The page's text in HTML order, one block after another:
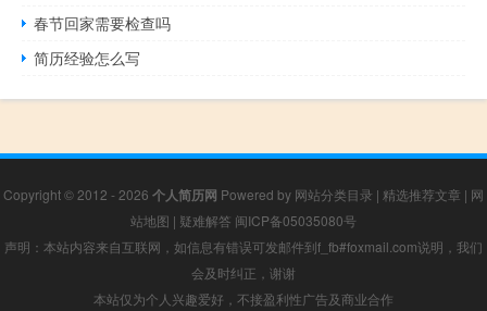
春节回家需要检查吗
简历经验怎么写
Copyright © 2012 - 2026 个人简历网 Powered by 网站分类目录 | 精选推荐文章 | 网
站地图 | 疑难解答 闽ICP备05035080号
声明：本站内容来自互联网，如信息有错误可发邮件到f_fb#foxmail.com说明，我们
会及时纠正，谢谢
本站仅为个人兴趣爱好，不接盈利性广告及商业合作